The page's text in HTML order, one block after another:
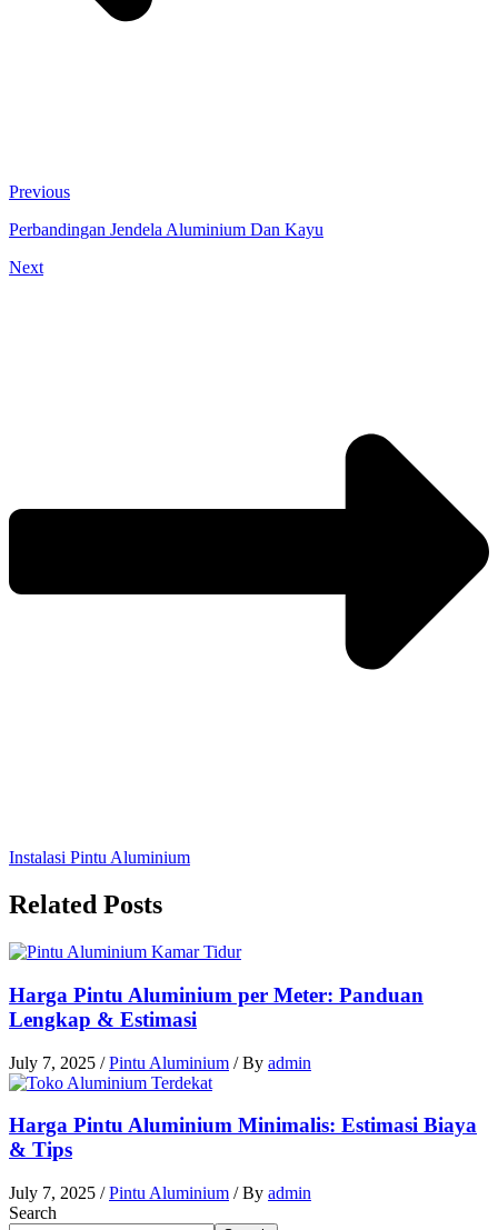
Previous
Perbandingan Jendela Aluminium Dan Kayu
Next
Instalasi Pintu Aluminium
Related Posts
Harga Pintu Aluminium per Meter: Panduan
Lengkap & Estimasi
July 7, 2025 /Pintu Aluminium / By admin
Harga Pintu Aluminium Minimalis: Estimasi Biaya
& Tips
July 7, 2025 /Pintu Aluminium / By admin
Search